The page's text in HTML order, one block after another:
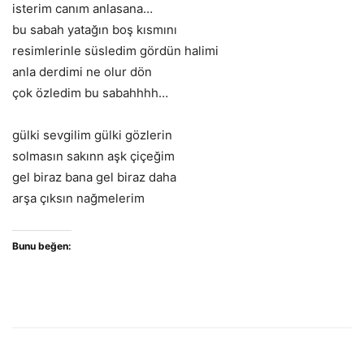
isterim canım anlasana…
bu sabah yatağın boş kısmını
resimlerinle süsledim gördün halimi
anla derdimi ne olur dön
çok özledim bu sabahhhh…
gülki sevgilim gülki gözlerin
solmasın sakınn aşk çiçeğim
gel biraz bana gel biraz daha
arşa çıksın nağmelerim
Bunu beğen: